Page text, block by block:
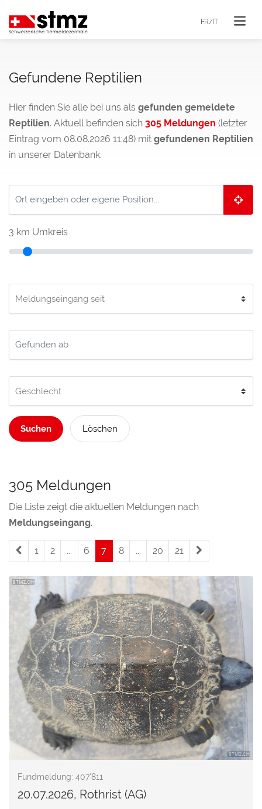
FR/IT
Gefundene Reptilien
Hier finden Sie alle bei uns als gefunden gemeldete
Reptilien. Aktuell befinden sich 305 Meldungen (letzter
Eintrag vom 08.08.2026 11:48) mit gefundenen Reptilien
in unserer Datenbank.
3 km Umkreis
Suchen Löschen
305 Meldungen
Die Liste zeigt die aktuellen Meldungen nach
Meldungseingang.
1 2 ... 6 7 (current)
8 ... 20 21
Fundmeldung: 407'811
20.07.2026, Rothrist (AG)